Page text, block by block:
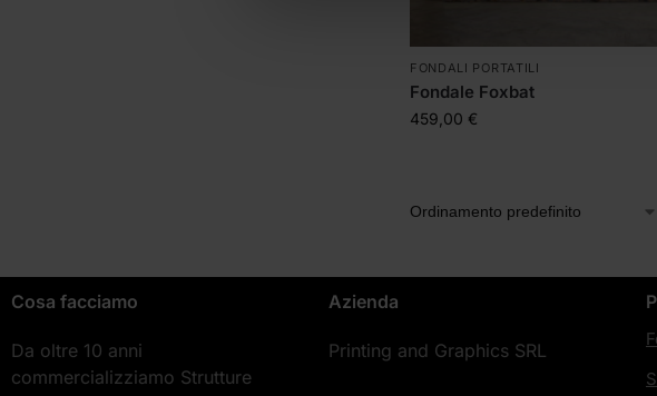
FONDALI PORTATILI
Fondale Foxbat
459,00 €
Cosa facciamo
Da oltre 10 anni
commercializziamo Strutture
Azienda
Printing and Graphics SRL